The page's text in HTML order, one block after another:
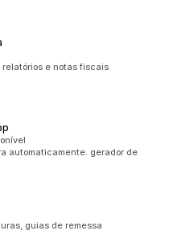
e notas fiscais
automaticamente. gerador de
guias de remessa